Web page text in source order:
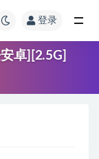
登录
卓][2.5G]